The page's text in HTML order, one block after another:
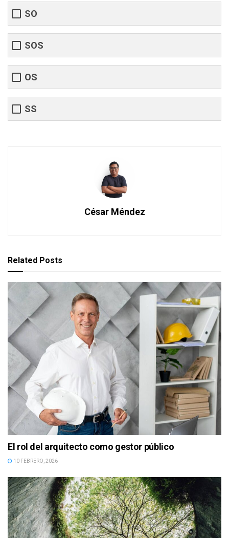
SO
SOS
OS
SS
César Méndez
Related Posts
El rol del arquitecto como gestor público
10 FEBRERO, 2026